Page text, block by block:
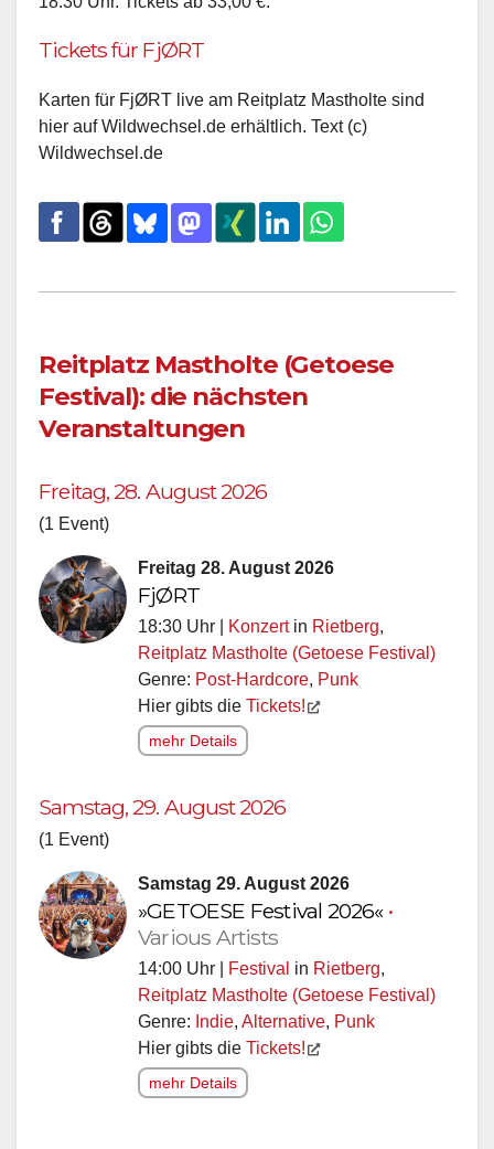
Tickets für FjØRT
Karten für FjØRT live am Reitplatz Mastholte sind
hier auf Wildwechsel.de erhältlich. Text (c)
Wildwechsel.de
Reitplatz Mastholte (Getoese
Festival): die nächsten
Veranstaltungen
Freitag, 28. August 2026
(1 Event)
Freitag 28. August 2026
FjØRT
18:30 Uhr | Konzertin Rietberg,
Reitplatz Mastholte (Getoese Festival)
Genre: Post-Hardcore, Punk
Hier gibts die Tickets!
mehr Details
Samstag, 29. August 2026
(1 Event)
Samstag 29. August 2026
»GETOESE Festival 2026« •
Various Artists
14:00 Uhr | Festival in Rietberg,
Reitplatz Mastholte (Getoese Festival)
Genre: Indie, Alternative, Punk
Hier gibts die Tickets!
mehr Details